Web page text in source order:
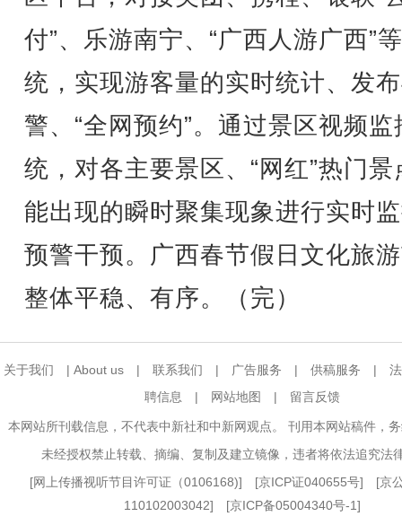
付”、乐游南宁、“广西人游广西”
统，实现游客量的实时统计、发
警、“全网预约”。通过景区视频监
统，对各主要景区、“网红”热门景
能出现的瞬时聚集现象进行实时
预警干预。广西春节假日文化旅
整体平稳、有序。（完）
关于我们 | About us | 联系我们 | 广告服务 | 供稿服务 |
聘信息
| 网站地图 | 留言反馈
本网站所刊载信息，不代表中新社和中新网观点。 刊用本网站稿件，
未经授权禁止转载、摘编、复制及建立镜像，违者将依法追究法
[网上传播视听节目许可证（0106168)] [京ICP证040655号] [京
110102003042] [京ICP备05004340号-1]